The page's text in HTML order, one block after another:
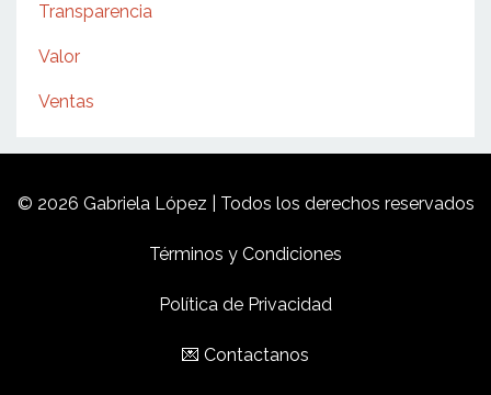
Transparencia
Valor
Ventas
© 2026 Gabriela López | Todos los derechos reservados
Términos y Condiciones
Política de Privacidad
💌 Contactanos